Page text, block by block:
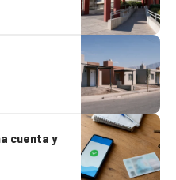
cuenta y